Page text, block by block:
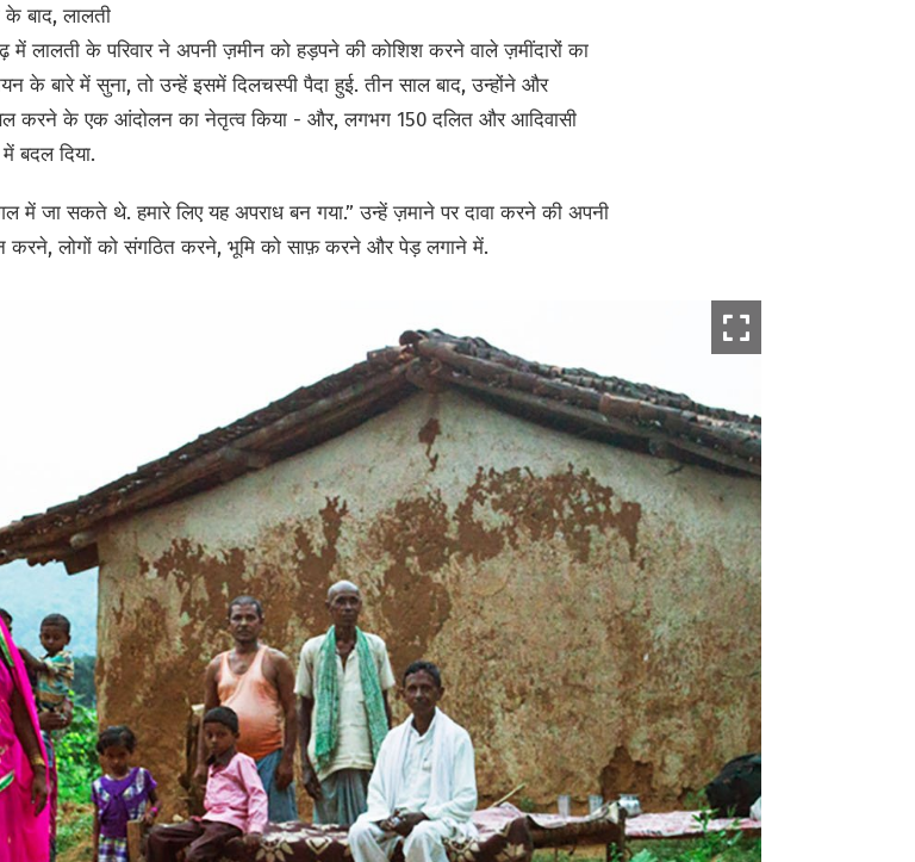
बाद, लालती
में लालती के परिवार ने अपनी ज़मीन को हड़पने की कोशिश करने वाले ज़मींदारों का
के बारे में सुना, तो उन्हें इसमें दिलचस्पी पैदा हुई. तीन साल बाद, उन्होंने और
करने के एक आंदोलन का नेतृत्व किया - और, लगभग 150 दलित और आदिवासी
बदल दिया.
में जा सकते थे. हमारे लिए यह अपराध बन गया.” उन्हें ज़माने पर दावा करने की अपनी
करने, लोगों को संगठित करने, भूमि को साफ़ करने और पेड़ लगाने में.